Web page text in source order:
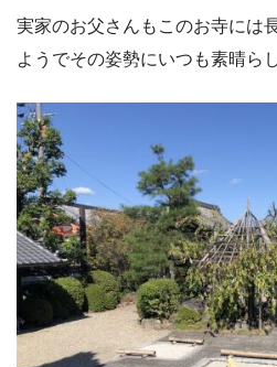
実家のお父さんもこのお寺には
ようでその姿勢にいつも素晴ら